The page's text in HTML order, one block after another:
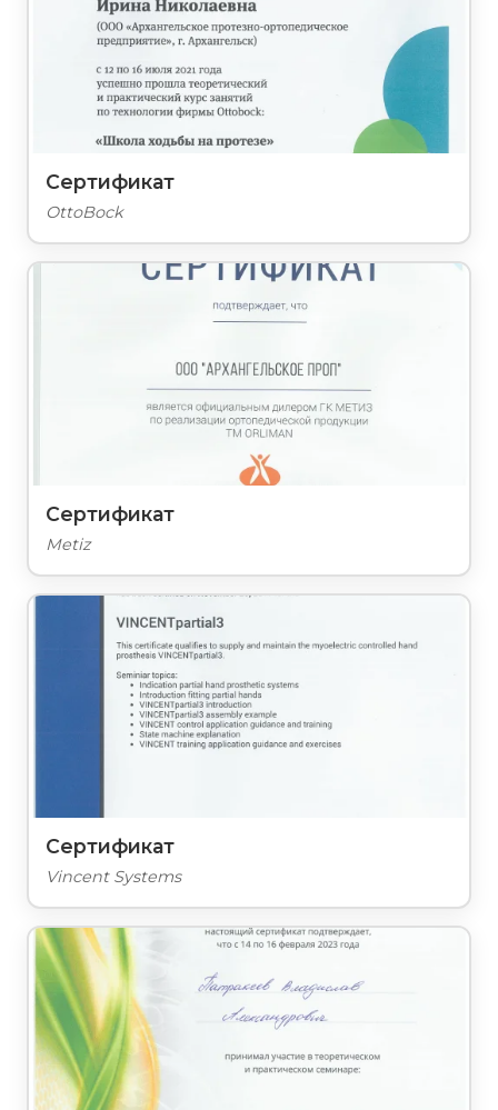
Сертификат
OttoBock
Сертификат
Metiz
Сертификат
Vincent Systems